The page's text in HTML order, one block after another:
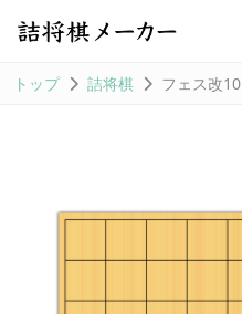
トップ 詰将棋 フェス改10